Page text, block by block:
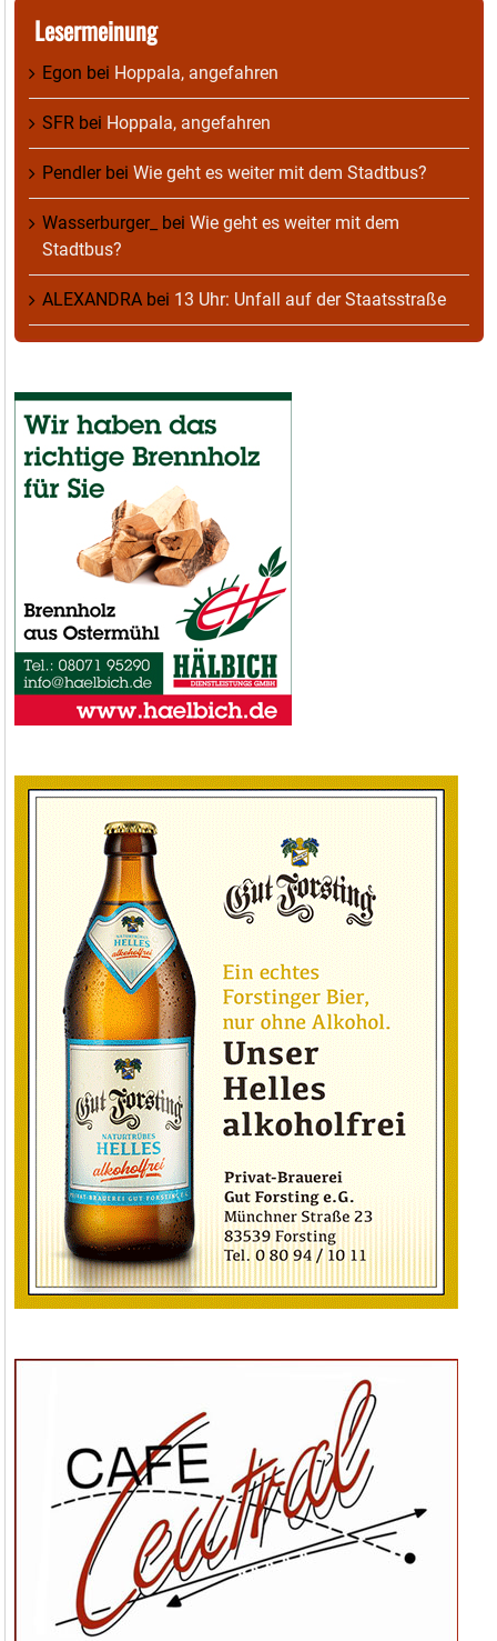
Lesermeinung
Egon bei Hoppala, angefahren
SFR bei Hoppala, angefahren
Pendlerbei Wie geht es weiter mit dem Stadtbus?
Wasserburger_ bei Wie geht es weiter mit dem
Stadtbus?
ALEXANDRA bei 13 Uhr: Unfall auf der Staatsstraße